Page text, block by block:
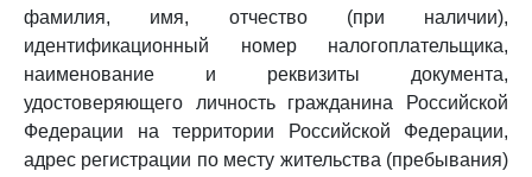
фамилия, имя, отчество (при наличии),
идентификационный номер налогоплательщика,
наименование и реквизиты документа,
удостоверяющего личность гражданина Российской
Федерации на территории Российской Федерации,
адрес регистрации по месту жительства (пребывания)